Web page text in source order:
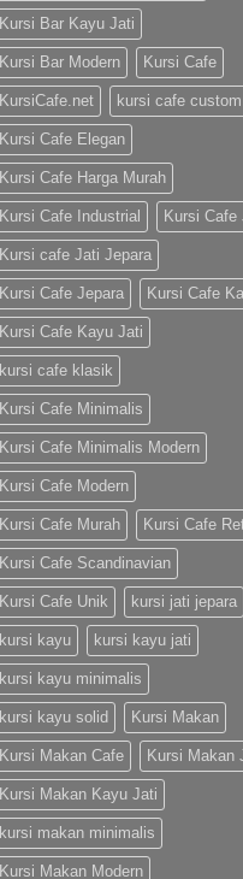
Kursi Bar Kayu Jati
Kursi Bar Modern Kursi Cafe
KursiCafe.net kursi cafe custom
Kursi Cafe Elegan
Kursi Cafe Harga Murah
Kursi Cafe Industrial Kursi Cafe
Kursi cafe Jati Jepara
Kursi Cafe Jepara Kursi Cafe
Kursi Cafe Kayu Jati
kursi cafe klasik
Kursi Cafe Minimalis
Kursi Cafe Minimalis Modern
Kursi Cafe Modern
Kursi Cafe Murah Kursi Cafe
Kursi Cafe Scandinavian
Kursi Cafe Unik kursi jati jepara
kursi kayu kursi kayu jati
kursi kayu minimalis
kursi kayu solid Kursi Makan
Kursi Makan Cafe Kursi Makan
Kursi Makan Kayu Jati
kursi makan minimalis
Kursi Makan Modern